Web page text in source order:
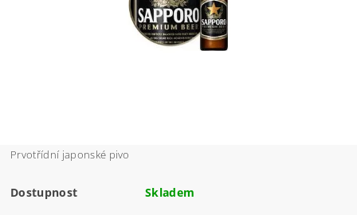
Prvotřídní japonské pivo
Dostupnost Skladem